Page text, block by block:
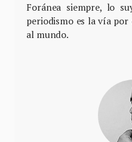
Foránea siempre, lo
periodismo es la vía por
al mundo.